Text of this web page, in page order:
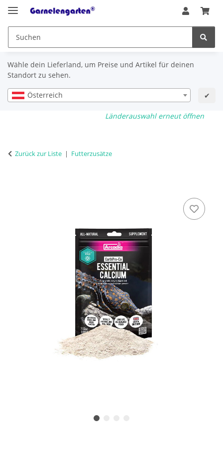
Wähle dein Lieferland, um Preise und Artikel für deinen
Standort zu sehen.
Österreich ✔
Länderauswahl erneut öffnen
Zurück zur Liste Futterzusätze